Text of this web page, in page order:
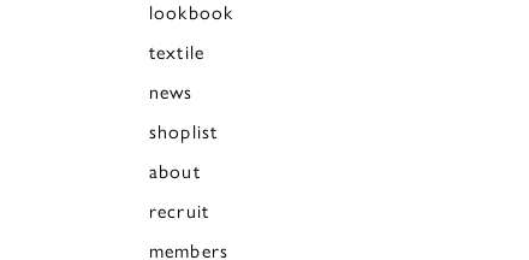
lookbook
textile
news
shoplist
about
recruit
members